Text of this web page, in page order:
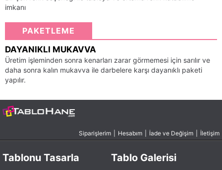
imkanı
PAKETLEME
DAYANIKLI MUKAVVA
Üretim işleminden sonra kenarları zarar görmemesi için sarılır ve
daha sonra kalın mukavva ile darbelere karşı dayanıklı paketi
yapılır.
Siparişlerim Hesabım İade ve Değişim İletişim
Tablonu Tasarla Tablo Galerisi